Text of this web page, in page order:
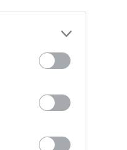
abandonado a su país,
porque Ceuta es
España. Tenemos un
Gobierno en
connivencia con
ceutí
Hispanidad